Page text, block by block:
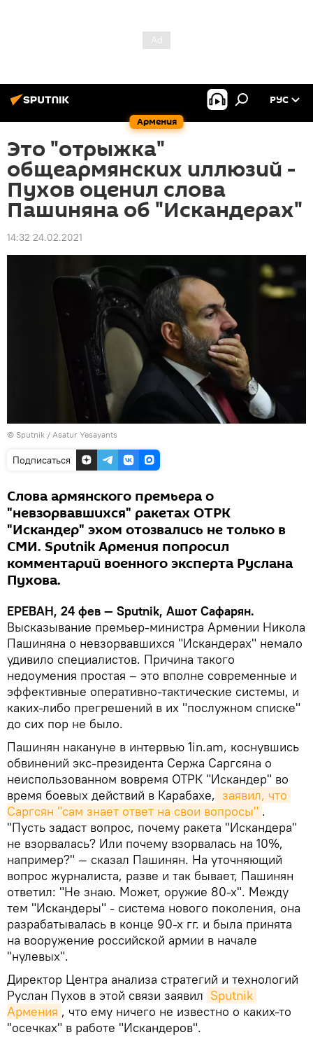
Армения
РУС
Это "отрыжка"
общеармянских иллюзий -
Пухов оценил слова
Пашиняна об "Искандерах"
14:32 24.02.2021
© Sputnik / Asatur Yesayants
Подписаться
Слова армянского премьера о
"невзорвавшихся" ракетах ОТРК
"Искандер" эхом отозвались не только в
СМИ. Sputnik Армения попросил
комментарий военного эксперта Руслана
Пухова.
ЕРЕВАН, 24 фев — Sputnik, Ашот Сафарян.
Высказывание премьер-министра Армении Никола
Пашиняна о невзорвавшихся "Искандерах" немало
удивило специалистов. Причина такого
недоумения простая – это вполне современные и
эффективные оперативно-тактические системы, и
каких-либо прегрешений в их "послужном списке"
до сих пор не было.
Пашинян накануне в интервью 1in.am, коснувшись
обвинений экс-президента Сержа Саргсяна о
неиспользованном вовремя ОТРК "Искандер" во
время боевых действий в Карабахе, заявил, что
Саргсян "сам знает ответ на свои вопросы" .
"Пусть задаст вопрос, почему ракета "Искандера"
не взорвалась? Или почему взорвалась на 10%,
например?" — сказал Пашинян. На уточняющий
вопрос журналиста, разве и так бывает, Пашинян
ответил: "Не знаю. Может, оружие 80-х". Между
тем "Искандеры" - система нового поколения, она
разрабатывалась в конце 90-х гг. и была принята
на вооружение российской армии в начале
"нулевых".
Директор Центра анализа стратегий и технологий
Руслан Пухов в этой связи заявил Sputnik
Армения , что ему ничего не известно о каких-то
"осечках" в работе "Искандеров".